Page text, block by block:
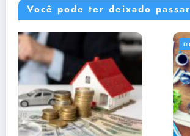
Você pode ter deixado passar
DICAS